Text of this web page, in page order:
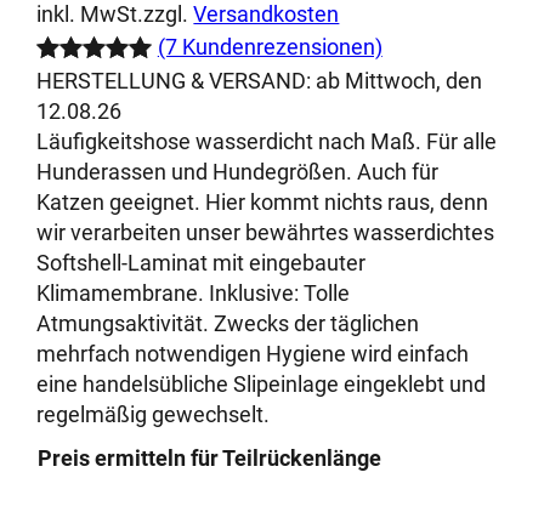
inkl. MwSt.zzgl.Versandkosten
Bewertet
mit5.00
von 5,
basierend
auf
7
Kundenbewe
rtungen
(7 Kundenrezensionen)
HERSTELLUNG & VERSAND: ab Mittwoch, den
12.08.26
Läufigkeitshose wasserdicht nach Maß. Für alle
Hunderassen und Hundegrößen. Auch für
Katzen geeignet. Hier kommt nichts raus, denn
wir verarbeiten unser bewährtes wasserdichtes
Softshell-Laminat mit eingebauter
Klimamembrane. Inklusive: Tolle
Atmungsaktivität. Zwecks der täglichen
mehrfach notwendigen Hygiene wird einfach
eine handelsübliche Slipeinlage eingeklebt und
regelmäßig gewechselt.
Preis ermitteln für Teilrückenlänge